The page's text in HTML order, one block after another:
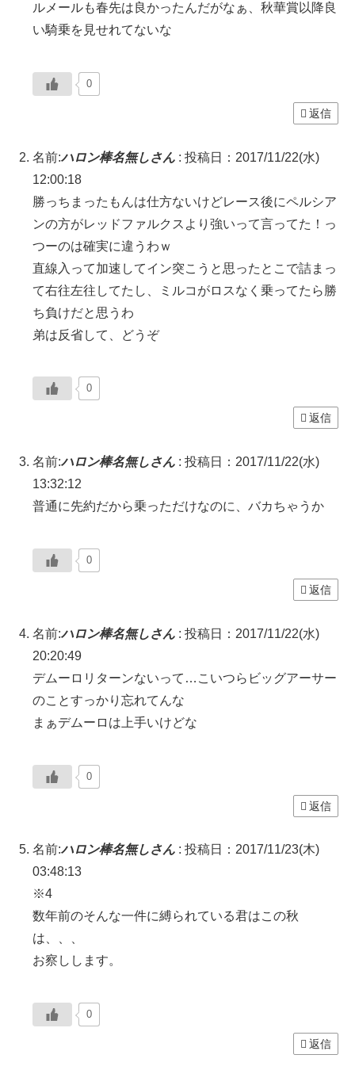
ルメールも春先は良かったんだがなぁ、秋華賞以降良
い騎乗を見せれてないな
0
返信
名前:ハロン棒名無しさん : 投稿日：2017/11/22(水)
12:00:18
勝っちまったもんは仕方ないけどレース後にペルシア
ンの方がレッドファルクスより強いって言ってた！っ
つーのは確実に違うわｗ
直線入って加速してイン突こうと思ったとこで詰まっ
て右往左往してたし、ミルコがロスなく乗ってたら勝
ち負けだと思うわ
弟は反省して、どうぞ
0
返信
名前:ハロン棒名無しさん : 投稿日：2017/11/22(水)
13:32:12
普通に先約だから乗っただけなのに、バカちゃうか
0
返信
名前:ハロン棒名無しさん : 投稿日：2017/11/22(水)
20:20:49
デムーロリターンないって…こいつらビッグアーサー
のことすっかり忘れてんな
まぁデムーロは上手いけどな
0
返信
名前:ハロン棒名無しさん : 投稿日：2017/11/23(木)
03:48:13
※4
数年前のそんな一件に縛られている君はこの秋
は、、、
お察しします。
0
返信